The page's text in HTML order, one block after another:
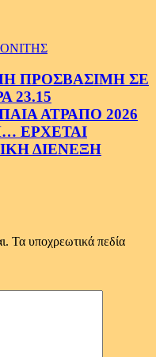
ΠΡΟΣΒΑΣΙΜΗ ΣΕ
23.15
ΑΤΡΑΠΟ 2026
ΕΡΧΕΤΑΙ
ΔΙΕΝΕΞΗ
Τα υποχρεωτικά πεδία